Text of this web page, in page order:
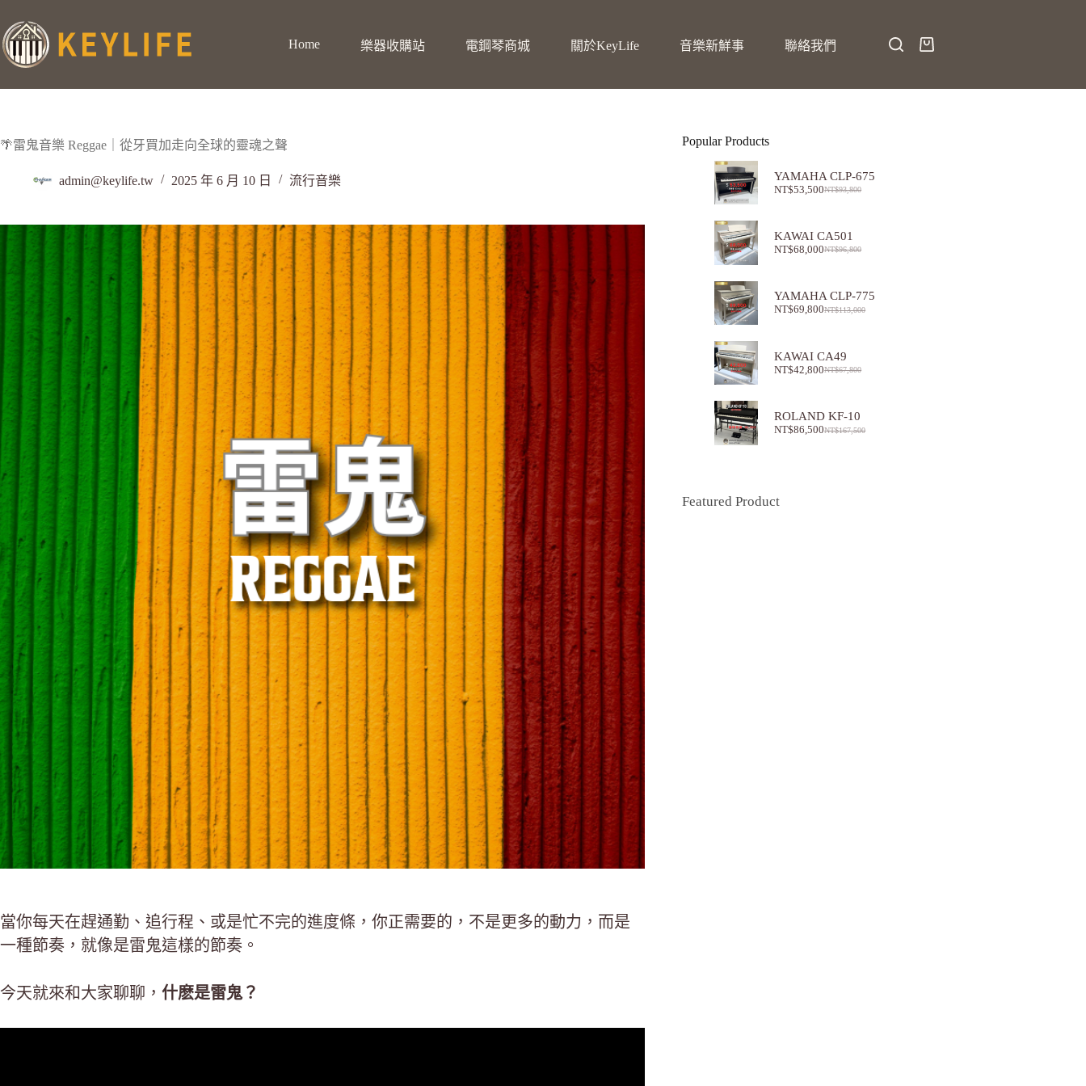
Home 樂器收購站 電鋼琴商城 關於KeyLife 音樂新鮮事 聯絡我們
🌴雷鬼音樂 Reggae｜從牙買加走向全球的靈魂之聲
admin@keylife.tw 2025 年 6 月 10 日 流行音樂
當你每天在趕通勤、追行程、或是忙不完的進度條，你正需要的，不是更多的動力，而是
一種節奏，就像是雷鬼這樣的節奏。
今天就來和大家聊聊， 什麽是雷鬼？
Popular Products
YAMAHA CLP-675
NT$93,800
NT$53,500
KAWAI CA501
NT$96,800
NT$68,000
YAMAHA CLP-775
NT$113,000
NT$69,800
KAWAI CA49
NT$67,800
NT$42,800
ROLAND KF-10
NT$167,500
NT$86,500
Featured Product